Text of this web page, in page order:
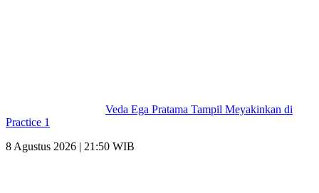
Veda Ega Pratama Tampil Meyakinkan di
Practice 1
8 Agustus 2026 | 21:50 WIB